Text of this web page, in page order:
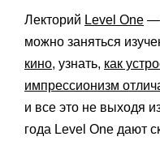
Лекторий Level One —
можно заняться
кино, узнать, как
импрессионизм
и все это не выходя
года Level One дают